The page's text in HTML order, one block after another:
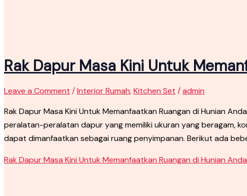
Rak Dapur Masa Kini Untuk
Leave a Comment /Interior Rumah,Kitchen Set /admin
Rak Dapur Masa Kini Untuk Memanfaatkan Ruangan di Hunian
peralatan-peralatan dapur yang memiliki ukuran yang beragam,
dapat dimanfaatkan sebagai ruang penyimpanan. Berikut ada
Rak Dapur Masa Kini Untuk Memanfaatkan Ruangan di Hunian Anda